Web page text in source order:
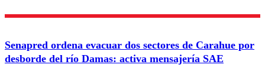
Nombre
Correo
Senapred ordena evacuar dos sectores de Carahue por
desborde del río Damas: activa mensajería SAE